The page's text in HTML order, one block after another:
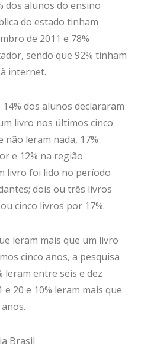
dos alunos do ensino
do estado tinham
de 2011 e 78%
sendo que 92% tinham
internet.
dos alunos declararam
livro nos últimos cinco
não leram nada, 17%
e 12% na região
livro foi lido no período
dois ou três livros
cinco livros por 17%.
leram mais que um livro
cinco anos, a pesquisa
leram entre seis e dez
e 20 e 10% leram mais que
Brasil